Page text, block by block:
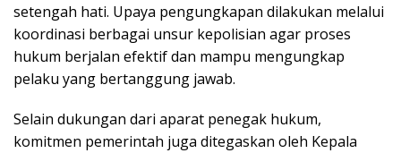
setengah hati. Upaya pengungkapan dilakukan melalui
koordinasi berbagai unsur kepolisian agar proses
hukum berjalan efektif dan mampu mengungkap
pelaku yang bertanggung jawab.
Selain dukungan dari aparat penegak hukum,
komitmen pemerintah juga ditegaskan oleh Kepala